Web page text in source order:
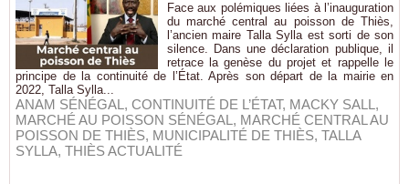
Face aux polémiques liées à l’inauguration
du marché central au poisson de Thiès,
l’ancien maire Talla Sylla est sorti de son
silence. Dans une déclaration publique, il
retrace la genèse du projet et rappelle le
principe de la continuité de l’État. Après son départ de la mairie en
2022, Talla Sylla...
ANAM SÉNÉGAL , CONTINUITÉ DE L’ÉTAT, MACKY SALL ,
MARCHÉ AU POISSON SÉNÉGAL , MARCHÉ CENTRAL AU
POISSON DE THIÈS, MUNICIPALITÉ DE THIÈS, TALLA
SYLLA, THIÈS ACTUALITÉ